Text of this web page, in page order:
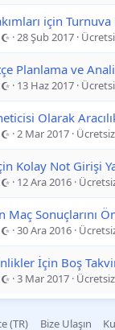
için
28 Şub 2017
Planlama ve
13 Haz 2017
Olarak
2 Mar 2017 Ücretsiz
Kolay Not Girişi
12 Ara 2016
Maç Sonuçlarını
30 Ara 2016
İçin Boş
3 Mar 2017 Ücretsiz
(TR) Bize Ulaşın